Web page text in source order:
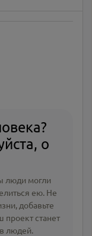
о
люди могли
ею. Не
, добавьте
проект станет
людей.